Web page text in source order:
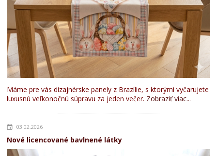
Máme pre vás dizajnérske panely z Brazílie, s ktorými vyčarujete
luxusnú veľkonočnú súpravu za jeden večer. Zobraziť viac...
03.02.2026
Nové licencované bavlnené látky